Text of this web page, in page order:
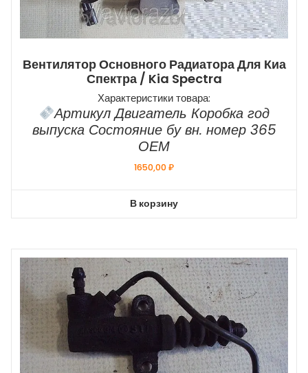
Вентилятор Основного Радиатора Для Киа
Спектра / Kia Spectra
Характеристики товара:
Артикул Двигатель Коробка год
выпуска Состояние бу вн. номер 365
ОЕМ
1650,00₽
В корзину